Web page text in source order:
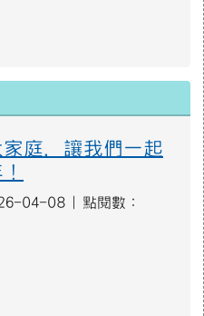
庭，讓我們一起
04-08 | 點閱數：